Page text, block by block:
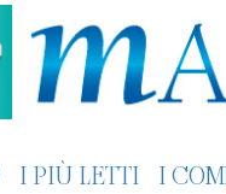
I PIÙ LETTI I